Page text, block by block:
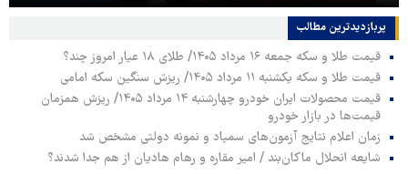
پربازدیدترین‌ مطالب
قیمت طلا و سکه جمعه ۱۶ مرداد ۱۴۰۵/ طلای ۱۸ عیار امروز چند؟
قیمت طلا و سکه یکشنبه ۱۱ مرداد ۱۴۰۵/ ریزش سنگین سکه امامی
قیمت محصولات ایران خودرو چهارشنبه ۱۴ مرداد ۱۴۰۵/ ریزش همزمان
قیمت‌ها در بازار خودرو
زمان اعلام نتایج آزمون‌های سمپاد و نمونه دولتی مشخص شد
شایعه انحلال ماکان‌بند / امیر مقاره و رهام هادیان از هم جدا شدند؟